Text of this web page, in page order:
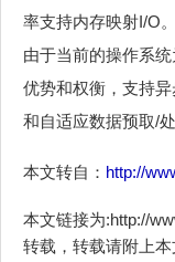
率支持内存映射I/O
由于当前的操作系
优势和权衡，支持
和自适应数据预取/处
本文转自： http://
本文链接为:http://
转载，转载请附上本